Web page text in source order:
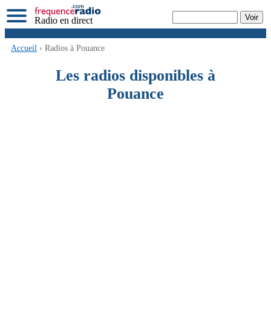
Radio en direct
Accueil › Radios à Pouance
Les radios disponibles à
Pouance